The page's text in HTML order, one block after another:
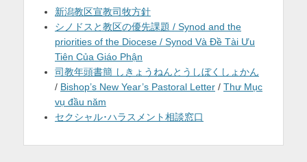
新潟教区宣教司牧方針
シノドスと教区の優先課題 / Synod and the
priorities of the Diocese / Synod Và Đề Tài Ưu
Tiên Của Giáo Phận
司教年頭書簡 しきょうねんとうしぼくしょかん
/ Bishop’s New Year’s Pastoral Letter / Thư Mục
vụ đầu năm
セクシャル･ハラスメント相談窓口